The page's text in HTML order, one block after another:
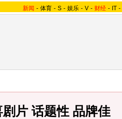
新闻 - 体育 - S - 娱乐 - V - 财经 - IT -
片 话题性 品牌佳